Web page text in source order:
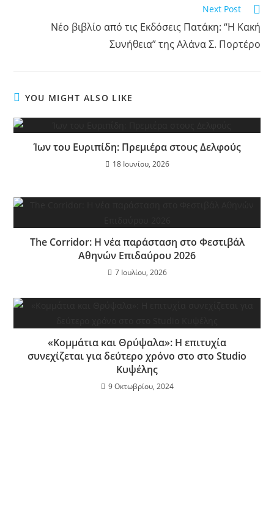
Next Post
Νέο βιβλίο από τις Εκδόσεις Πατάκη: “Η Κακή
Συνήθεια” της Αλάνα Σ. Πορτέρο
YOU MIGHT ALSO LIKE
Ίων του Ευριπίδη: Πρεμιέρα στους Δελφούς
18 Ιουνίου, 2026
The Corridor: Η νέα παράσταση στο Φεστιβάλ
Αθηνών Επιδαύρου 2026
7 Ιουλίου, 2026
«Κομμάτια και Θρύψαλα»: Η επιτυχία
συνεχίζεται για δεύτερο χρόνο στο στο Studio
Κυψέλης
9 Οκτωβρίου, 2024